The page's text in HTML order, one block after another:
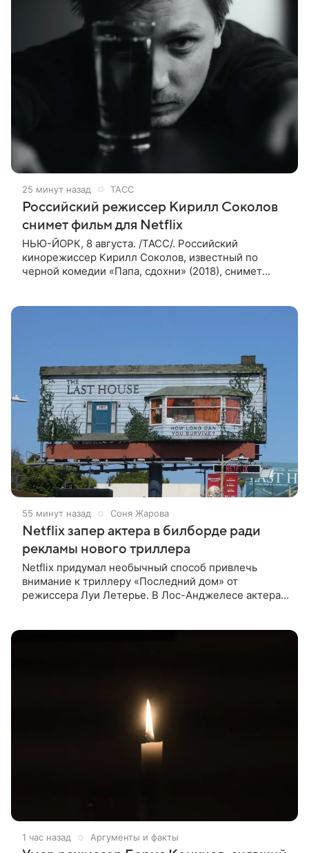
25 минут назад ТАСС
Российский режиссер Кирилл Соколов
снимет фильм для Netflix
НЬЮ-ЙОРК, 8 августа. /ТАСС/. Российский
кинорежиссер Кирилл Соколов, известный по
черной комедии «Папа, сдохни» (2018), снимет
55 минут назад Соня Жарова
Netflix запер актера в билборде ради
рекламы нового триллера
Netflix придумал необычный способ привлечь
внимание к триллеру «Последний дом» от
режиссера Луи Летерье. В Лос-Анджелесе актера
1 час назад Аргументы и факты